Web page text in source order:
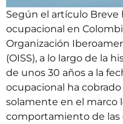
Según el artículo
ocupacional en
Organización
(OISS), a lo largo de la
de unos 30 años a la
ocupacional ha
solamente en el marco
comportamiento de las